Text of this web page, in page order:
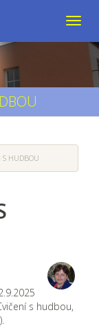
S HUDBOU
s hudbou,